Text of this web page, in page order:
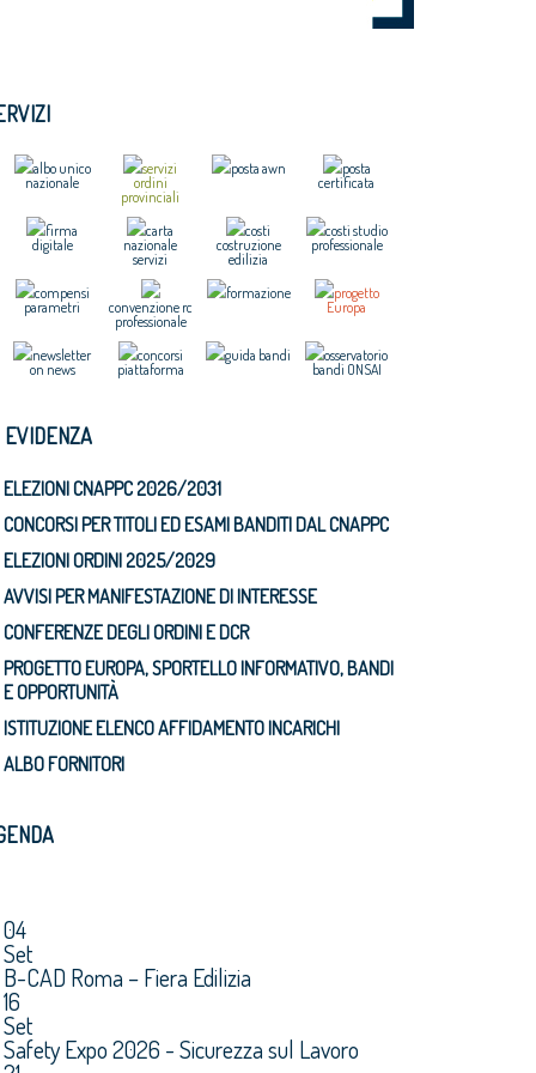
albo unico
nazionale
servizi
ordini
provinciali
posta awn
posta
certificata
firma
digitale
carta
nazionale
servizi
costi
costruzione
edilizia
costi studio
professionale
compensi
parametri
convenzione rc
professionale
formazione
progetto
Europa
newsletter
on news
concorsi
piattaforma
guida bandi
osservatorio
bandi ONSAI
EVIDENZA
ELEZIONI CNAPPC 2026/2031
CONCORSI PER TITOLI ED ESAMI BANDITI DAL CNAPPC
ELEZIONI ORDINI 2025/2029
AVVISI PER MANIFESTAZIONE DI INTERESSE
CONFERENZE DEGLI ORDINI E DCR
PROGETTO EUROPA, SPORTELLO INFORMATIVO, BANDI
E OPPORTUNITÀ
ISTITUZIONE ELENCO AFFIDAMENTO INCARICHI
ALBO FORNITORI
04
Set
B-CAD Roma – Fiera Edilizia
16
Set
Safety Expo 2026 - Sicurezza sul Lavoro